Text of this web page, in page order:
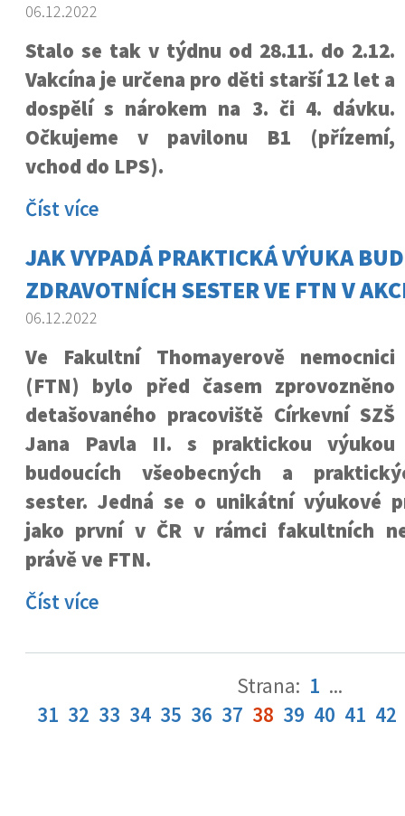
06.12.2022
Stalo se tak v týdnu od 28.11. do 2.12.
Vakcína je určena pro děti starší 12 let a
dospělí s nárokem na 3. či 4. dávku.
Očkujeme v pavilonu B1 (přízemí,
vchod do LPS).
Číst více
JAK VYPADÁ PRAKTICKÁ VÝUKA
ZDRAVOTNÍCH SESTER VE FTN V
06.12.2022
Ve Fakultní Thomayerově nemocnici
(FTN) bylo před časem zprovozněno
detašovaného pracoviště Církevní SZŠ
Jana Pavla II. s praktickou výukou
budoucích všeobecných a
sester. Jedná se o unikátní výukové
jako první v ČR v rámci fakultních
právě ve FTN.
Číst více
Strana: 1 ...
31 32 33 34 35 36 37 38 39 40 41 42